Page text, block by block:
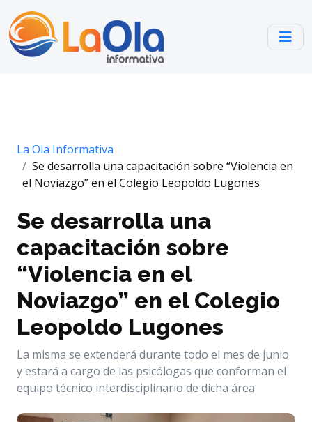
La Ola Informativa
Se desarrolla una capacitación sobre “Violencia en
el Noviazgo” en el Colegio Leopoldo Lugones
Se desarrolla una
capacitación sobre
“Violencia en el
Noviazgo” en el Colegio
Leopoldo Lugones
La misma se extenderá durante todo el mes de junio
y estará a cargo de las psicólogas que conforman el
equipo técnico interdisciplinario de dicha área